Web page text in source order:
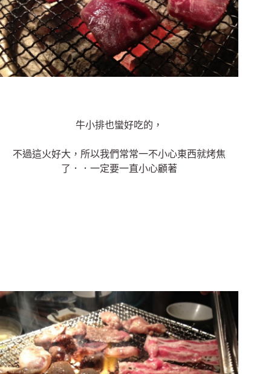
牛小排也蠻好吃的，
不過這火好大，所以我們常常一不小心東西就烤焦
了．．一定要一直小心顧著